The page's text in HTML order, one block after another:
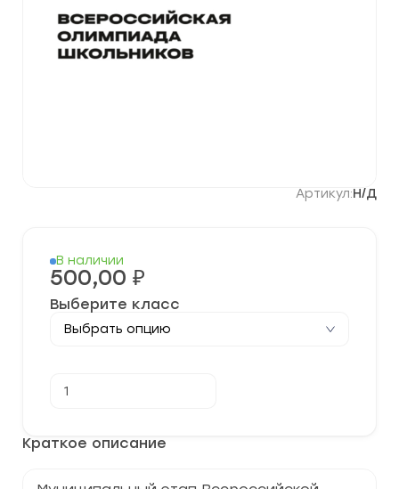
Артикул:Н/Д
Краткое описание
В наличии
500,00 ₽
Выберите класс
товара
этап
по